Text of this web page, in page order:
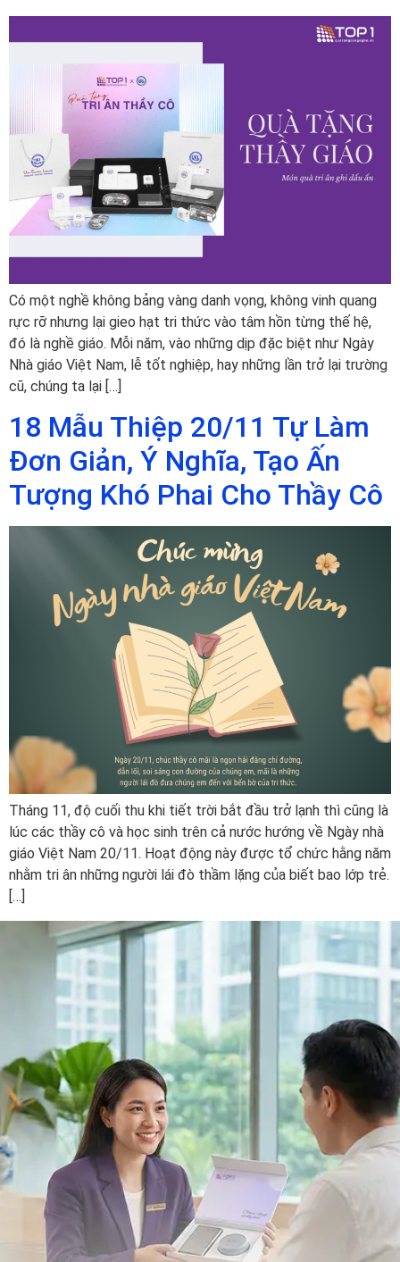
Có một nghề không bảng vàng danh vọng, không vinh quang
rực rỡ nhưng lại gieo hạt tri thức vào tâm hồn từng thế hệ,
đó là nghề giáo. Mỗi năm, vào những dịp đặc biệt như Ngày
Nhà giáo Việt Nam, lễ tốt nghiệp, hay những lần trở lại trường
cũ, chúng ta lại […]
18 Mẫu Thiệp 20/11 Tự Làm
Đơn Giản, Ý Nghĩa, Tạo Ấn
Tượng Khó Phai Cho Thầy Cô
Tháng 11, độ cuối thu khi tiết trời bắt đầu trở lạnh thì cũng là
lúc các thầy cô và học sinh trên cả nước hướng về Ngày nhà
giáo Việt Nam 20/11. Hoạt động này được tổ chức hằng năm
nhằm tri ân những người lái đò thầm lặng của biết bao lớp trẻ.
[…]